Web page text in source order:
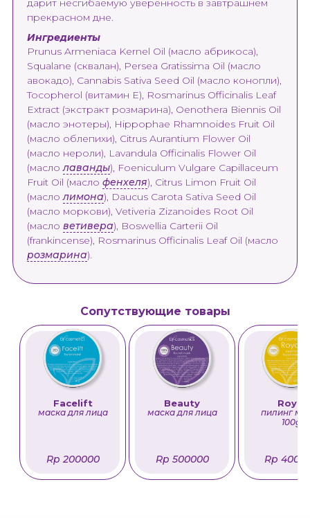
дарит несгибаемую уверенность в завтрашнем
прекрасном дне.
Ингредиенты
Prunus Armeniaca Kernel Oil (масло абрикоса),
Squalane (сквалан), Persea Gratissima Oil (масло
авокадо), Cannabis Sativa Seed Oil (масло конопли),
Tocopherol (витамин Е), Rosmarinus Officinalis Leaf
Extract (экстракт розмарина), Oenothera Biennis Oil
(масло энотеры), Hippophae Rhamnoides Fruit Oil
(масло облепихи), Citrus Aurantium Flower Oil
(масло нероли), Lavandula Officinalis Flower Oil
(маслолаванды), Foeniculum Vulgare Capillaceum
Fruit Oil (масло фенхеля), Citrus Limon Fruit Oil
(маслолимона), Daucus Carota Sativa Seed Oil
(масло моркови), Vetiveria Zizanoides Root Oil
(масло ветивера), Boswellia Carterii Oil
(frankincense), Rosmarinus Officinalis Leaf Oil (масло
розмарина).
Сопутствующие товары
Facelift
маска для лица
Rp 200000
Beauty
маска для лица
Rp 500000
Royal
пилинг
100g
Rp